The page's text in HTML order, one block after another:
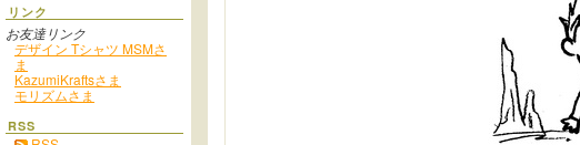
リンク
お友達リンク
デザイン Tシャツ MSMさ
ま
KazumiKraftsさま
モリズムさま
RSS